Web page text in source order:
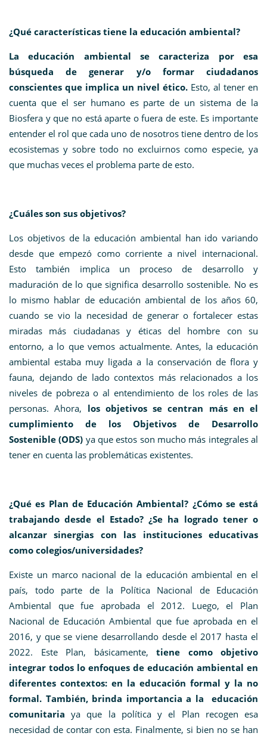
¿Qué características tiene la educación ambiental?
La educación ambiental se caracteriza por esa
búsqueda de generar y/o formar ciudadanos
conscientes que implica un nivel ético. Esto, al tener en
cuenta que el ser humano es parte de un sistema de la
Biosfera y que no está aparte o fuera de este. Es importante
entender el rol que cada uno de nosotros tiene dentro de los
ecosistemas y sobre todo no excluirnos como especie, ya
que muchas veces el problema parte de esto.
¿Cuáles son sus objetivos?
Los objetivos de la educación ambiental han ido variando
desde que empezó como corriente a nivel internacional.
Esto también implica un proceso de desarrollo y
maduración de lo que significa desarrollo sostenible. No es
lo mismo hablar de educación ambiental de los años 60,
cuando se vio la necesidad de generar o fortalecer estas
miradas más ciudadanas y éticas del hombre con su
entorno, a lo que vemos actualmente. Antes, la educación
ambiental estaba muy ligada a la conservación de flora y
fauna, dejando de lado contextos más relacionados a los
niveles de pobreza o al entendimiento de los roles de las
personas. Ahora, los objetivos se centran más en el
cumplimiento de los Objetivos de Desarrollo
Sostenible (ODS) ya que estos son mucho más integrales al
tener en cuenta las problemáticas existentes.
¿Qué es Plan de Educación Ambiental? ¿Cómo se está
trabajando desde el Estado? ¿Se ha logrado tener o
alcanzar sinergias con las instituciones educativas
como colegios/universidades?
Existe un marco nacional de la educación ambiental en el
país, todo parte de la Política Nacional de Educación
Ambiental que fue aprobada el 2012. Luego, el Plan
Nacional de Educación Ambiental que fue aprobada en el
2016, y que se viene desarrollando desde el 2017 hasta el
2022. Este Plan, básicamente, tiene como objetivo
integrar todos lo enfoques de educación ambiental en
diferentes contextos: en la educación formal y la no
formal. También, brinda importancia a la educación
comunitaria ya que la política y el Plan recogen esa
necesidad de contar con esta. Finalmente, si bien no se han